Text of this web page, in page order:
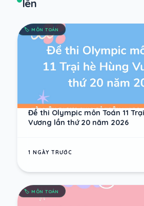
lên
🏷️ MÔN TOÁN
Đề thi Olympic môn Toán 11
Vương lần thứ 20 năm 2026
1 NGÀY TRƯỚC
🏷️ MÔN TOÁN